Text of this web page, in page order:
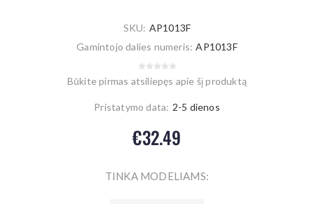
SKU: AP1013F
Gamintojo dalies numeris: AP1013F
Būkite pirmas atsiliepęs apie šį produktą
Pristatymo data: 2-5 dienos
€32.49
TINKA MODELIAMS: